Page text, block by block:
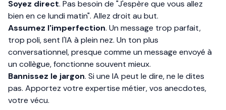
Soyez direct. Pas besoin de "J'espère que vous allez
bien en ce lundi matin". Allez droit au but.
Assumez l'imperfection. Un message trop parfait,
trop poli, sent l'IA à plein nez. Un ton plus
conversationnel, presque comme un message envoyé à
un collègue, fonctionne souvent mieux.
Bannissez le jargon. Si une IA peut le dire, ne le dites
pas. Apportez votre expertise métier, vos anecdotes,
votre vécu.